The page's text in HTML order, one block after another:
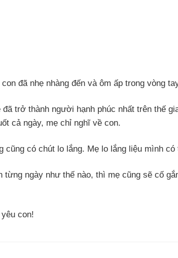
đã nhẹ nhàng đến và ôm ấp trong vòng
trở thành người hạnh phúc nhất trên thế
cả ngày, mẹ chỉ nghĩ về con.
cũng có chút lo lắng. Mẹ lo lắng liệu mình
từng ngày như thế nào, thì mẹ cũng sẽ cố
con!